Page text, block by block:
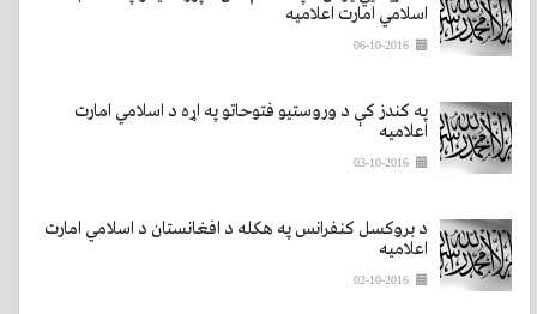
اسلامي امارت اعلامیه
06-10-2016
په کندز کې د وروستیو فتوحاتو په اړه د اسلامي امارت
اعلامیه
03-10-2016
د بروکسل کنفرانس په هکله د افغانستان د اسلامي امارت
اعلامیه
02-10-2016